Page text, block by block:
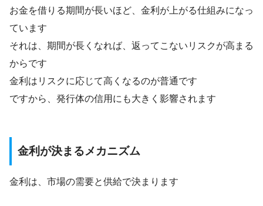
お金を借りる期間が長いほど、金利が上がる仕組みになっ
ています
それは、期間が長くなれば、返ってこないリスクが高まる
からです
金利はリスクに応じて高くなるのが普通です
ですから、発行体の信用にも大きく影響されます
金利が決まるメカニズム
金利は、市場の需要と供給で決まります